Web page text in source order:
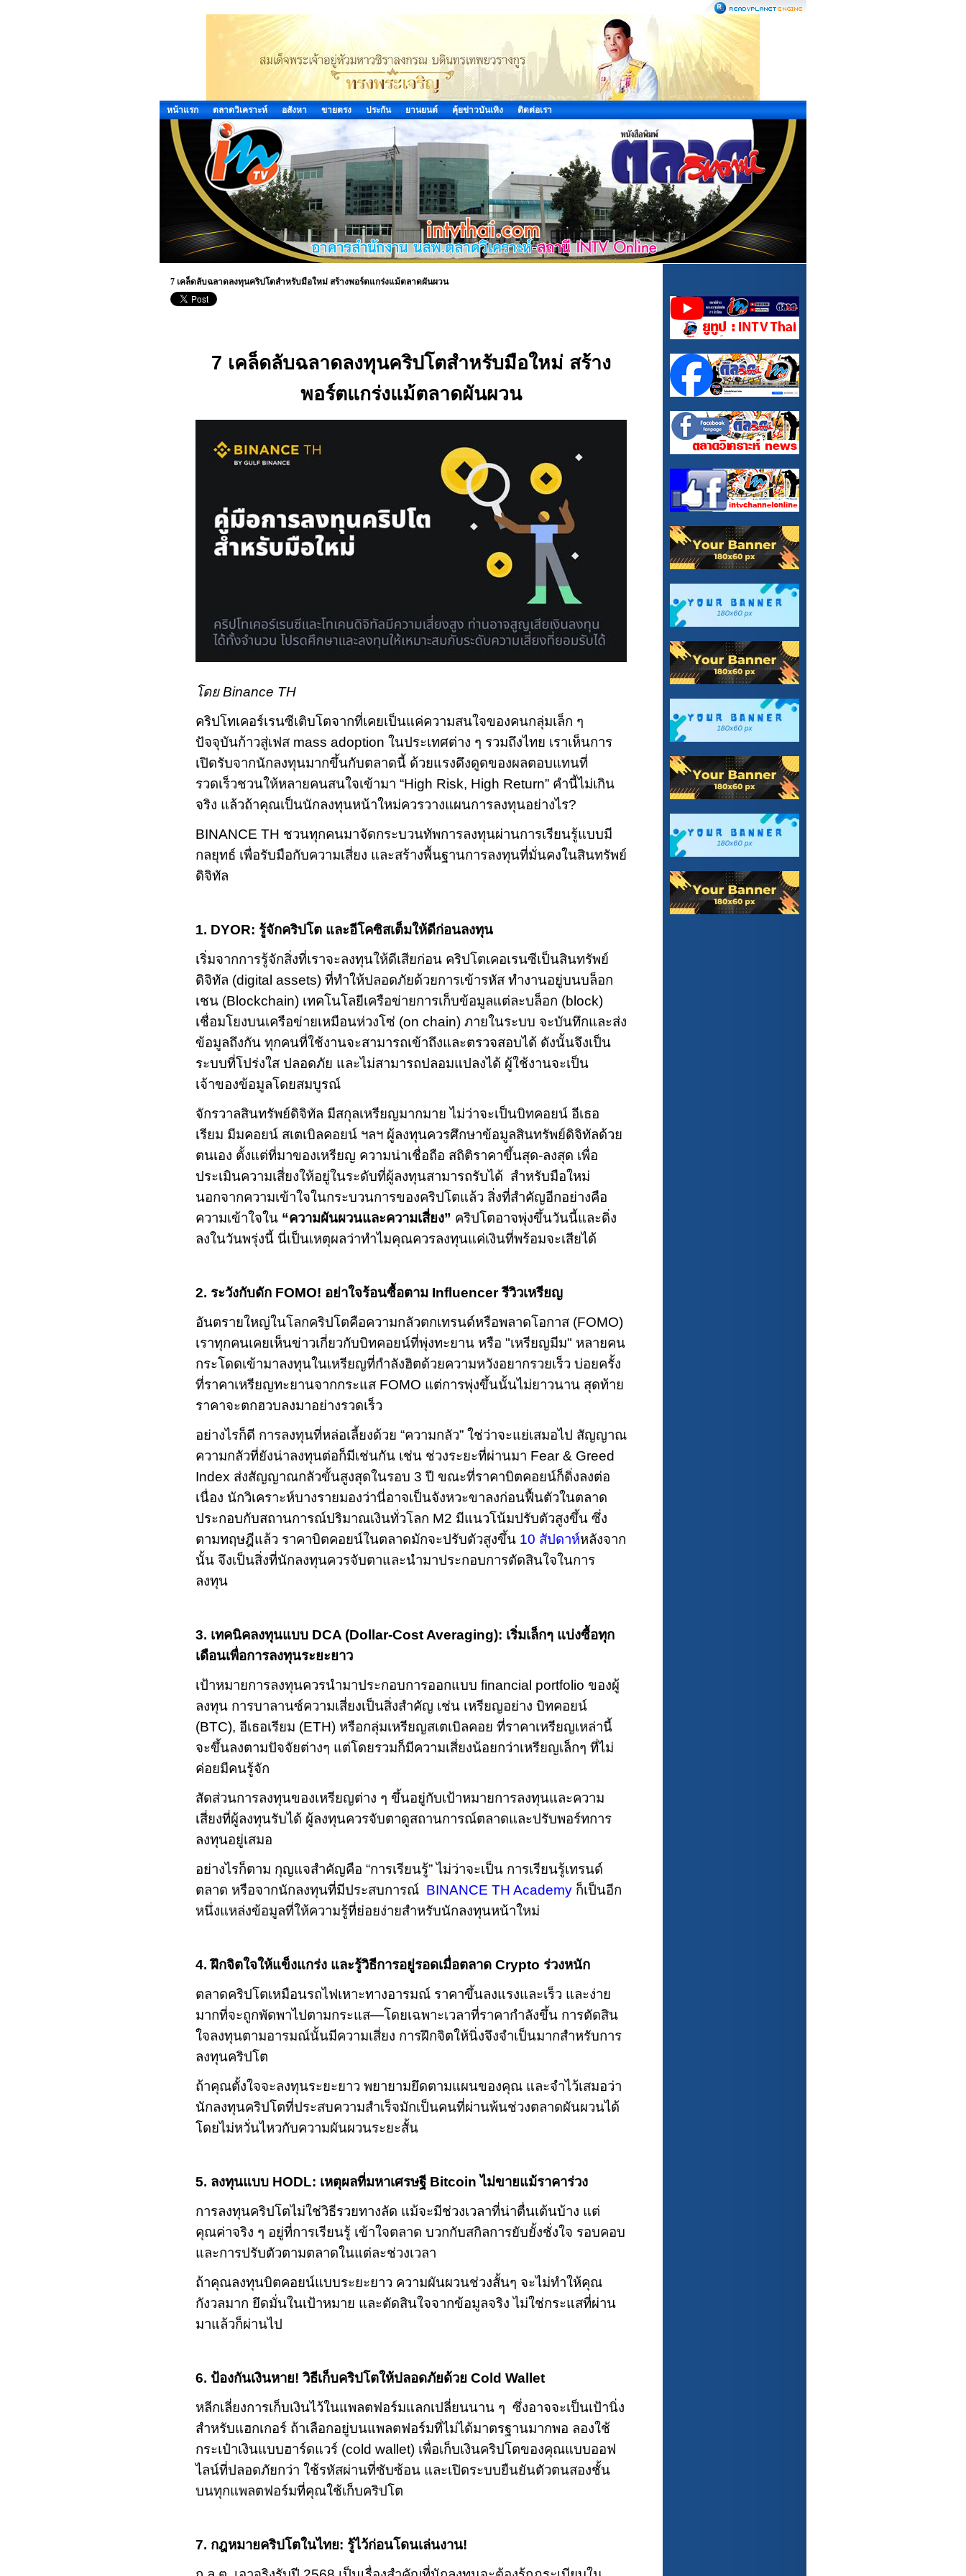
หน้าแรก ตลาดวิเคราะห์ อสังหา ขายตรง ประกัน ยานยนต์ คุ้ยข่าวบันเทิง ติดต่อเรา
7 เคล็ดลับฉลาดลงทุนคริปโตสำหรับมือใหม่ สร้างพอร์ตแกร่งแม้ตลาดผันผวน
7 เคล็ดลับฉลาดลงทุนคริปโตสำหรับมือใหม่ สร้าง
พอร์ตแกร่งแม้ตลาดผันผวน
โดยBinance TH
คริปโทเคอร์เรนซีเติบโตจากที่เคยเป็นแค่ความสนใจของคนกลุ่มเล็ก ๆ
ปัจจุบันก้าวสู่เฟส mass adoption ในประเทศต่าง ๆ รวมถึงไทย เราเห็นการ
เปิดรับจากนักลงทุนมากขึ้นกับตลาดนี้ ด้วยแรงดึงดูดของผลตอบแทนที่
รวดเร็วชวนให้หลายคนสนใจเข้ามา “High Risk, High Return” คำนี้ไม่เกิน
จริง แล้วถ้าคุณเป็นนักลงทุนหน้าใหม่ควรวางแผนการลงทุนอย่างไร?
BINANCE TH ชวนทุกคนมาจัดกระบวนทัพการลงทุนผ่านการเรียนรู้แบบมี
กลยุทธ์ เพื่อรับมือกับความเสี่ยง และสร้างพื้นฐานการลงทุนที่มั่นคงในสินทรัพย์
ดิจิทัล
1. DYOR: รู้จักคริปโต และอีโคซิสเต็มให้ดีก่อนลงทุน
เริ่มจากการรู้จักสิ่งที่เราจะลงทุนให้ดีเสียก่อน คริปโตเคอเรนซีเป็นสินทรัพย์
ดิจิทัล (digital assets) ที่ทำให้ปลอดภัยด้วยการเข้ารหัส ทำงานอยู่บนบล็อก
เชน (ฺBlockchain) เทคโนโลยีเครือข่ายการเก็บข้อมูลแต่ละบล็อก (block)
เชื่อมโยงบนเครือข่ายเหมือนห่วงโซ่ (on chain) ภายในระบบ จะบันทึกและส่ง
ข้อมูลถึงกัน ทุกคนที่ใช้งานจะสามารถเข้าถึงและตรวจสอบได้ ดังนั้นจึงเป็น
ระบบที่โปร่งใส ปลอดภัย และไม่สามารถปลอมแปลงได้ ผู้ใช้งานจะเป็น
เจ้าของข้อมูลโดยสมบูรณ์
จักรวาลสินทรัพย์ดิจิทัล มีสกุลเหรียญมากมาย ไม่ว่าจะเป็นบิทคอยน์ อีเธอ
เรียม มีมคอยน์ สเตเบิลคอยน์ ฯลฯ ผู้ลงทุนควรศึกษาข้อมูลสินทรัพย์ดิจิทัลด้วย
ตนเอง ตั้งแต่ที่มาของเหรียญ ความน่าเชื่อถือ สถิติราคาขึ้นสุด-ลงสุด เพื่อ
ประเมินความเสี่ยงให้อยู่ในระดับที่ผู้ลงทุนสามารถรับได้ สำหรับมือใหม่
นอกจากความเข้าใจในกระบวนการของคริปโตแล้ว สิ่งที่สำคัญอีกอย่างคือ
ความเข้าใจใน “ความผันผวนและความเสี่ยง” คริปโตอาจพุ่งขึ้นวันนี้และดิ่ง
ลงในวันพรุ่งนี้ นี่เป็นเหตุผลว่าทำไมคุณควรลงทุนแค่เงินที่พร้อมจะเสียได้
2. ระวังกับดัก FOMO! อย่าใจร้อนซื้อตาม Influencerรีวิวเหรียญ
อันตรายใหญ่ในโลกคริปโตคือความกลัวตกเทรนด์หรือพลาดโอกาส (FOMO)
เราทุกคนเคยเห็นข่าวเกี่ยวกับบิทคอยน์ที่พุ่งทะยาน หรือ "เหรียญมีม" หลายคน
กระโดดเข้ามาลงทุนในเหรียญที่กำลังฮิตด้วยความหวังอยากรวยเร็ว บ่อยครั้ง
ที่ราคาเหรียญทะยานจากกระแส FOMO แต่การพุ่งขึ้นนั้นไม่ยาวนาน สุดท้าย
ราคาจะตกฮวบลงมาอย่างรวดเร็ว
อย่างไรก็ดี การลงทุนที่หล่อเลี้ยงด้วย “ความกลัว” ใช่ว่าจะแย่เสมอไป สัญญาณ
ความกลัวที่ยังน่าลงทุนต่อก็มีเช่นกัน เช่น ช่วงระยะที่ผ่านมา Fear & Greed
Index ส่งสัญญาณกลัวขั้นสูงสุดในรอบ 3 ปี ขณะที่ราคาบิตคอยน์ก็ดิ่งลงต่อ
เนื่อง นักวิเคราะห์บางรายมองว่านี่อาจเป็นจังหวะขาลงก่อนฟื้นตัวในตลาด
ประกอบกับสถานการณ์ปริมาณเงินทั่วโลก M2 มีแนวโน้มปรับตัวสูงขึ้น ซึ่ง
ตามทฤษฎีแล้ว ราคาบิตคอยน์ในตลาดมักจะปรับตัวสูงขึ้น 10 สัปดาห์หลังจาก
นั้น จึงเป็นสิ่งที่นักลงทุนควรจับตาและนำมาประกอบการตัดสินใจในการ
ลงทุน
3. เทคนิคลงทุนแบบ DCA (Dollar-Cost Averaging): เริ่มเล็กๆ แบ่งซื้อทุก
เดือนเพื่อการลงทุนระยะยาว
เป้าหมายการลงทุนควรนำมาประกอบการออกแบบ financial portfolio ของผู้
ลงทุน การบาลานซ์ความเสี่ยงเป็นสิ่งสำคัญ เช่น เหรียญอย่าง บิทคอยน์
(BTC), อีเธอเรียม (ETH) หรือกลุ่มเหรียญสเตเบิลคอย ที่ราคาเหรียญเหล่านี้
จะขึ้นลงตามปัจจัยต่างๆ แต่โดยรวมก็มีความเสี่ยงน้อยกว่าเหรียญเล็กๆ ที่ไม่
ค่อยมีคนรู้จัก
สัดส่วนการลงทุนของเหรียญต่าง ๆ ขึ้นอยู่กับเป้าหมายการลงทุนและความ
เสี่ยงที่ผู้ลงทุนรับได้ ผู้ลงทุนควรจับตาดูสถานการณ์ตลาดและปรับพอร์ทการ
ลงทุนอยู่เสมอ
อย่างไรก็ตาม กุญแจสำคัญคือ “การเรียนรู้”ไม่ว่าจะเป็น การเรียนรู้เทรนด์
ตลาด หรือจากนักลงทุนที่มีประสบการณ์ BINANCE TH Academy ก็เป็นอีก
หนึ่งแหล่งข้อมูลที่ให้ความรู้ที่ย่อยง่ายสำหรับนักลงทุนหน้าใหม่
4.ฝึกจิตใจให้แข็งแกร่ง และรู้วิธีการอยู่รอดเมื่อตลาด Crypto ร่วงหนัก
ตลาดคริปโตเหมือนรถไฟเหาะทางอารมณ์ ราคาขึ้นลงแรงและเร็ว และง่าย
มากที่จะถูกพัดพาไปตามกระแส—โดยเฉพาะเวลาที่ราคากำลังขึ้น การตัดสิน
ใจลงทุนตามอารมณ์นั้นมีความเสี่ยง การฝึกจิตให้นิ่งจึงจำเป็นมากสำหรับการ
ลงทุนคริปโต
ถ้าคุณตั้งใจจะลงทุนระยะยาว พยายามยึดตามแผนของคุณ และจำไว้เสมอว่า
นักลงทุนคริปโตที่ประสบความสำเร็จมักเป็นคนที่ผ่านพ้นช่วงตลาดผันผวนได้
โดยไม่หวั่นไหวกับความผันผวนระยะสั้น
5. ลงทุนแบบ HODL: เหตุผลที่มหาเศรษฐี Bitcoinไม่ขายแม้ราคาร่วง
การลงทุนคริปโตไม่ใช่วิธีรวยทางลัด แม้จะมีช่วงเวลาที่น่าตื่นเต้นบ้าง แต่
คุณค่าจริง ๆ อยู่ที่การเรียนรู้ เข้าใจตลาด บวกกับสกิลการยับยั้งชั่งใจ รอบคอบ
และการปรับตัวตามตลาดในแต่ละช่วงเวลา
ถ้าคุณลงทุนบิตคอยน์แบบระยะยาว ความผันผวนช่วงสั้นๆ จะไม่ทำให้คุณ
กังวลมาก ยึดมั่นในเป้าหมาย และตัดสินใจจากข้อมูลจริง ไม่ใช่กระแสที่ผ่าน
มาแล้วก็ผ่านไป
6. ป้องกันเงินหาย! วิธีเก็บคริปโตให้ปลอดภัยด้วย Cold Wallet
หลีกเลี่ยงการเก็บเงินไว้ในแพลตฟอร์มแลกเปลี่ยนนาน ๆ ซึ่งอาจจะเป็นเป้านิ่ง
สำหรับแฮกเกอร์ ถ้าเลือกอยู่บนแพลตฟอร์มที่ไม่ได้มาตรฐานมากพอ ลองใช้
กระเป๋าเงินแบบฮาร์ดแวร์ (cold wallet) เพื่อเก็บเงินคริปโตของคุณแบบออฟ
ไลน์ที่ปลอดภัยกว่า ใช้รหัสผ่านที่ซับซ้อน และเปิดระบบยืนยันตัวตนสองชั้น
บนทุกแพลตฟอร์มที่คุณใช้เก็บคริปโต
7. กฎหมายคริปโตในไทย: รู้ไว้ก่อนโดนเล่นงาน!